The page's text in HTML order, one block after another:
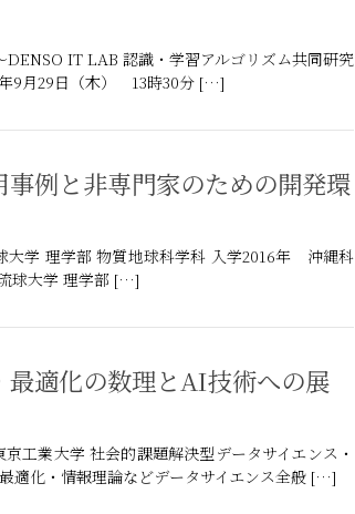
IT LAB 認識・学習アルゴリズム共同研究
年9月29日（木） 13時30分 […]
理学部 物質地球科学科 入学2016年 沖縄科
球大学 理学部 […]
工業大学 社会的課題解決型データサイエンス・
適化・情報理論などデータサイエンス全般 […]